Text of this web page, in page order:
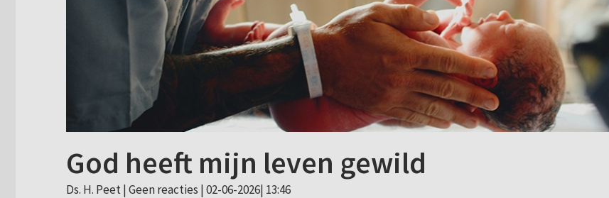
God heeft mijn leven gewild
Ds. H. Peet | Geen reacties | 02-06-2026| 13:46